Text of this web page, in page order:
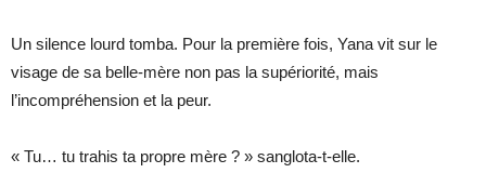
Un silence lourd tomba. Pour la première fois, Yana vit sur le
visage de sa belle-mère non pas la supériorité, mais
l’incompréhension et la peur.
« Tu… tu trahis ta propre mère ? » sanglota-t-elle.